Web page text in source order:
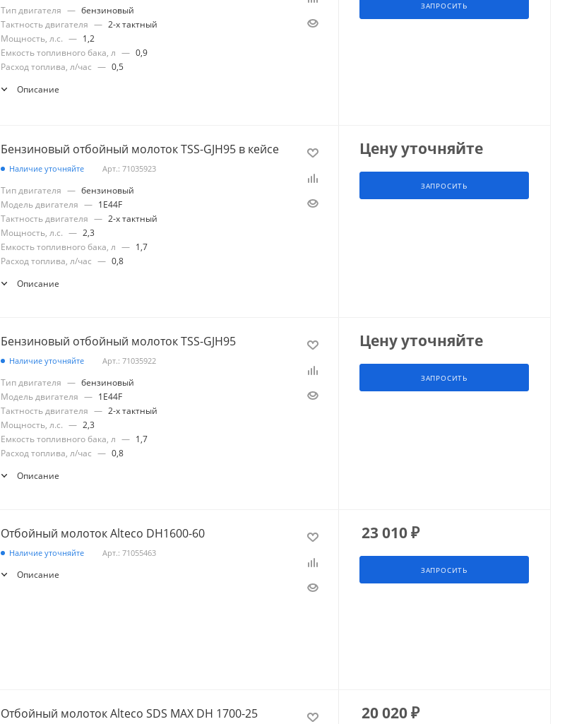
Тип двигателя — бензиновый
Тактность двигателя — 2-х тактный
Мощность, л.с. — 1,2
Емкость топливного бака, л — 0,9
Расход топлива, л/час — 0,5
Описание
ЗАПРОСИТЬ
Бензиновый отбойный молоток TSS-GJH95 в кейсе
Наличие уточняйте Арт.: 71035923
Тип двигателя — бензиновый
Модель двигателя — 1E44F
Тактность двигателя — 2-х тактный
Мощность, л.с. — 2,3
Емкость топливного бака, л — 1,7
Расход топлива, л/час — 0,8
Описание
Цену уточняйте
ЗАПРОСИТЬ
Бензиновый отбойный молоток TSS-GJH95
Наличие уточняйте Арт.: 71035922
Тип двигателя — бензиновый
Модель двигателя — 1E44F
Тактность двигателя — 2-х тактный
Мощность, л.с. — 2,3
Емкость топливного бака, л — 1,7
Расход топлива, л/час — 0,8
Описание
Цену уточняйте
ЗАПРОСИТЬ
Отбойный молоток Alteco DH1600-60
Наличие уточняйте Арт.: 71055463
Описание
23 010₽
ЗАПРОСИТЬ
Отбойный молоток Alteco SDS MAX DH 1700-25 20 020₽